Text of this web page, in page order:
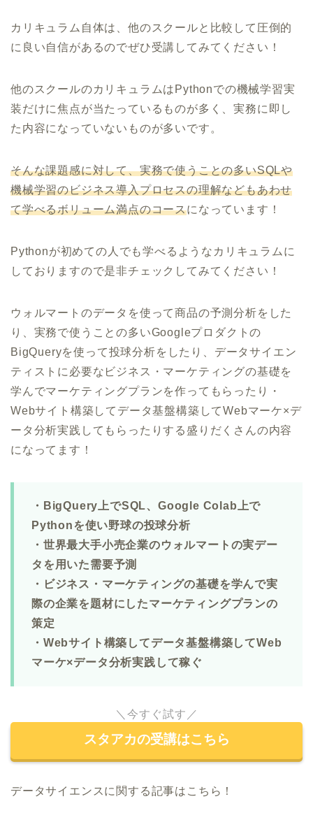
カリキュラム自体は、他のスクールと比較して圧倒的
に良い自信があるのでぜひ受講してみてください！
他のスクールのカリキュラムはPythonでの機械学習実
装だけに焦点が当たっているものが多く、実務に即し
た内容になっていないものが多いです。
そんな課題感に対して、実務で使うことの多いSQLや
機械学習のビジネス導入プロセスの理解などもあわせ
て学べるボリューム満点のコースになっています！
Pythonが初めての人でも学べるようなカリキュラムに
しておりますので是非チェックしてみてください！
ウォルマートのデータを使って商品の予測分析をした
り、実務で使うことの多いGoogleプロダクトの
BigQueryを使って投球分析をしたり、データサイエン
ティストに必要なビジネス・マーケティングの基礎を
学んでマーケティングプランを作ってもらったり・
Webサイト構築してデータ基盤構築してWebマーケ×デ
ータ分析実践してもらったりする盛りだくさんの内容
になってます！
・BigQuery上でSQL、Google Colab上で
Pythonを使い野球の投球分析
・世界最大手小売企業のウォルマートの実デー
タを用いた需要予測
・ビジネス・マーケティングの基礎を学んで実
際の企業を題材にしたマーケティングプランの
策定
・Webサイト構築してデータ基盤構築してWeb
マーケ×データ分析実践して稼ぐ
＼今すぐ試す／
スタアカの受講はこちら
データサイエンスに関する記事はこちら！